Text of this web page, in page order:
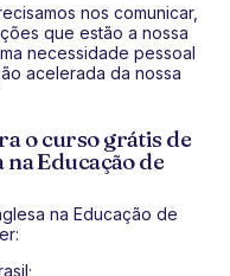
nos comunicar,
que estão a nossa
necessidade pessoal
acelerada da nossa
o curso grátis de
Educação de
na Educação de